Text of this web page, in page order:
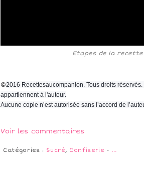
Etapes de la recette
©2016 Recettesaucompanion. Tous droits
appartiennent à l'auteur.
Aucune copie n’est autorisée sans l’accord de
Voir les commentaires
Catégories : Sucré, Confiserie - …